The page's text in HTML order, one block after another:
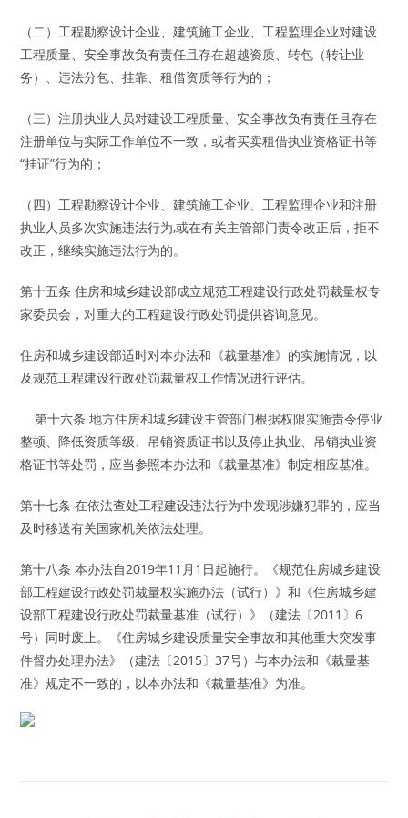
（二）工程勘察设计企业、建筑施工企业、工程监理企业对建设
工程质量、安全事故负有责任且存在超越资质、转包（转让业
务）、违法分包、挂靠、租借资质等行为的；
（三）注册执业人员对建设工程质量、安全事故负有责任且存在
注册单位与实际工作单位不一致，或者买卖租借执业资格证书等
“挂证”行为的；
（四）工程勘察设计企业、建筑施工企业、工程监理企业和注册
执业人员多次实施违法行为,或在有关主管部门责令改正后，拒不
改正，继续实施违法行为的。
第十五条 住房和城乡建设部成立规范工程建设行政处罚裁量权专
家委员会，对重大的工程建设行政处罚提供咨询意见。
住房和城乡建设部适时对本办法和《裁量基准》的实施情况，以
及规范工程建设行政处罚裁量权工作情况进行评估。
第十六条 地方住房和城乡建设主管部门根据权限实施责令停业
整顿、降低资质等级、吊销资质证书以及停止执业、吊销执业资
格证书等处罚，应当参照本办法和《裁量基准》制定相应基准。
第十七条 在依法查处工程建设违法行为中发现涉嫌犯罪的，应当
及时移送有关国家机关依法处理。
第十八条 本办法自2019年11月1日起施行。《规范住房城乡建设
部工程建设行政处罚裁量权实施办法（试行）》和《住房城乡建
设部工程建设行政处罚裁量基准（试行）》（建法〔2011〕6
号）同时废止。《住房城乡建设质量安全事故和其他重大突发事
件督办处理办法》（建法〔2015〕37号）与本办法和《裁量基
准》规定不一致的，以本办法和《裁量基准》为准。